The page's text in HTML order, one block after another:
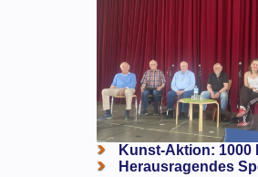
Kunst-Aktion: 1000
Herausragendes